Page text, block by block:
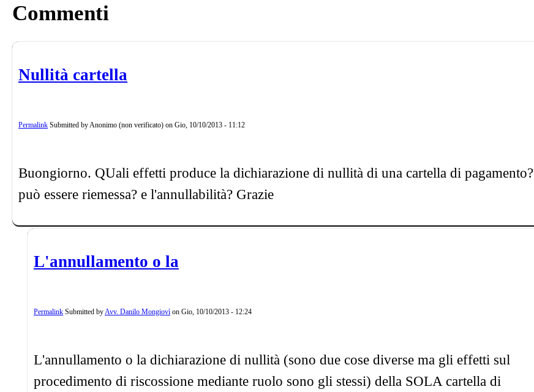
Commenti
Nullità cartella
Permalink Submitted by Anonimo (non verificato) on Gio, 10/10/2013 - 11:12
Buongiorno. QUali effetti produce la dichiarazione di nullità di una cartella di pagamento?
può essere riemessa? e l'annullabilità? Grazie
L'annullamento o la
Permalink Submitted by Avv. Danilo Mongiovì on Gio, 10/10/2013 - 12:24
L'annullamento o la dichiarazione di nullità (sono due cose diverse ma gli effetti sul
procedimento di riscossione mediante ruolo sono gli stessi) della SOLA cartella di